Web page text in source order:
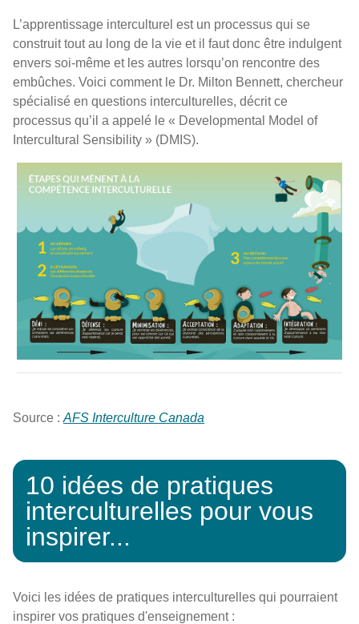
L’apprentissage interculturel est un processus qui se
construit tout au long de la vie et il faut donc être indulgent
envers soi-même et les autres lorsqu’on rencontre des
embûches. Voici comment le Dr. Milton Bennett, chercheur
spécialisé en questions interculturelles, décrit ce
processus qu’il a appelé le « Developmental Model of
Intercultural Sensibility » (DMIS).
Source : AFS Interculture Canada
10 idées de pratiques
interculturelles pour vous
inspirer...
Voici les idées de pratiques interculturelles qui pourraient
inspirer vos pratiques d'enseignement :